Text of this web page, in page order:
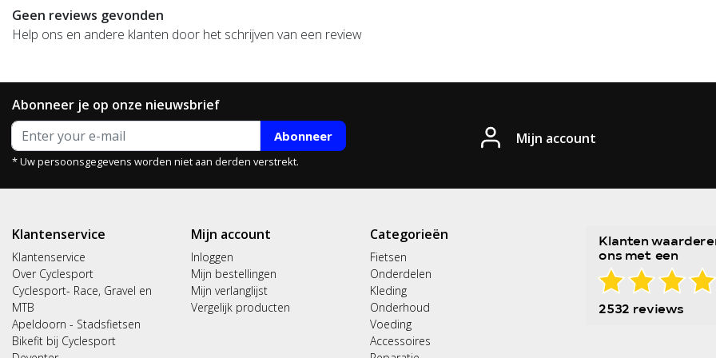
Geen reviews gevonden
Help ons en andere klanten door het schrijven van een review
Abonneer je op onze nieuwsbrief
Abonneer
* Uw persoonsgegevens worden niet aan derden verstrekt.
Mijn account
Klantenservice
Klantenservice
Over Cyclesport
Cyclesport- Race, Gravel en
MTB
Apeldoorn - Stadsfietsen
Bikefit bij Cyclesport
Mijn account
Inloggen
Mijn bestellingen
Mijn verlanglijst
Vergelijk producten
Categorieën
Fietsen
Onderdelen
Kleding
Onderhoud
Voeding
Accessoires